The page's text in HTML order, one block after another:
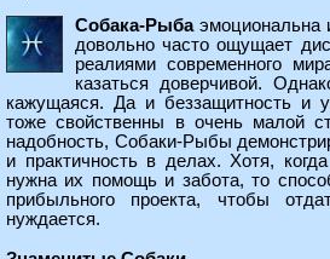
Собака-Рыбаэмоциональна
довольно часто ощущает
реалиями современного
казаться доверчивой.
кажущаяся. Да и беззащитность и
тоже свойственны в очень малой
надобность, Собаки-Рыбы
и практичность в делах. Хотя,
нужна их помощь и забота, то
прибыльного проекта, чтобы
нуждается.